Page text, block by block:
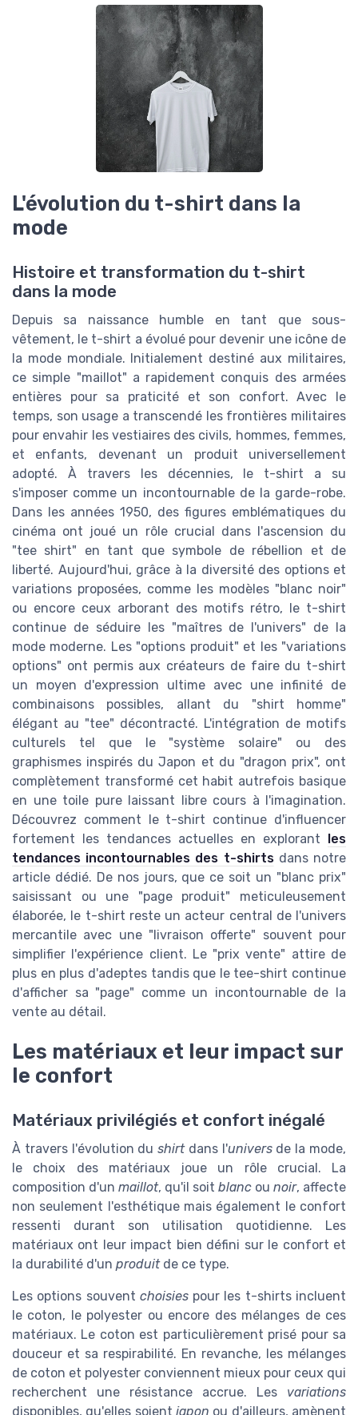
L'évolution du t-shirt dans la
mode
Histoire et transformation du t-shirt
dans la mode
Depuis sa naissance humble en tant que sous-
vêtement, le t-shirt a évolué pour devenir une icône de
la mode mondiale. Initialement destiné aux militaires,
ce simple "maillot" a rapidement conquis des armées
entières pour sa praticité et son confort. Avec le
temps, son usage a transcendé les frontières militaires
pour envahir les vestiaires des civils, hommes, femmes,
et enfants, devenant un produit universellement
adopté. À travers les décennies, le t-shirt a su
s'imposer comme un incontournable de la garde-robe.
Dans les années 1950, des figures emblématiques du
cinéma ont joué un rôle crucial dans l'ascension du
"tee shirt" en tant que symbole de rébellion et de
liberté. Aujourd'hui, grâce à la diversité des options et
variations proposées, comme les modèles "blanc noir"
ou encore ceux arborant des motifs rétro, le t-shirt
continue de séduire les "maîtres de l'univers" de la
mode moderne. Les "options produit" et les "variations
options" ont permis aux créateurs de faire du t-shirt
un moyen d'expression ultime avec une infinité de
combinaisons possibles, allant du "shirt homme"
élégant au "tee" décontracté. L'intégration de motifs
culturels tel que le "système solaire" ou des
graphismes inspirés du Japon et du "dragon prix", ont
complètement transformé cet habit autrefois basique
en une toile pure laissant libre cours à l'imagination.
Découvrez comment le t-shirt continue d'influencer
fortement les tendances actuelles en explorant les
tendances incontournables des t-shirtsdans notre
article dédié. De nos jours, que ce soit un "blanc prix"
saisissant ou une "page produit" meticuleusement
élaborée, le t-shirt reste un acteur central de l'univers
mercantile avec une "livraison offerte" souvent pour
simplifier l'expérience client. Le "prix vente" attire de
plus en plus d'adeptes tandis que le tee-shirt continue
d'afficher sa "page" comme un incontournable de la
vente au détail.
Les matériaux et leur impact sur
le confort
Matériaux privilégiés et confort inégalé
À travers l'évolution dushirtdans l'universde la mode,
le choix des matériaux joue un rôle crucial. La
composition d'un maillot, qu'il soit blanc ou noir, affecte
non seulement l'esthétique mais également le confort
ressenti durant son utilisation quotidienne. Les
matériaux ont leur impact bien défini sur le confort et
la durabilité d'un produitde ce type.
Les options souvent choisiespour les t-shirts incluent
le coton, le polyester ou encore des mélanges de ces
matériaux. Le coton est particulièrement prisé pour sa
douceur et sa respirabilité. En revanche, les mélanges
de coton et polyester conviennent mieux pour ceux qui
recherchent une résistance accrue. Les variations
disponibles, qu'elles soient japon ou d'ailleurs, amènent